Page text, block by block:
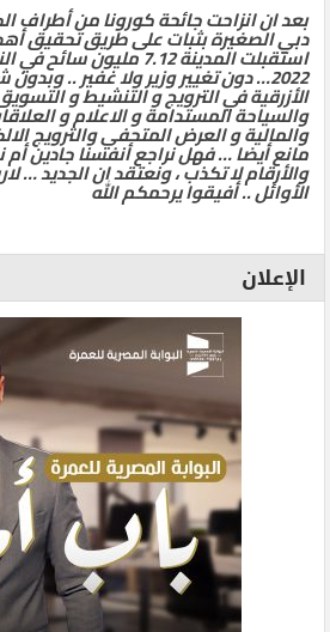
بعد ان انزاحت جائحة كورونا من أطراف
دبي الصغيرة بثبات على طريق تحقيق
استقبلت المدينة 7.12
2022… دون تغيير وزير ولا غفير ..
الأزرقية في الترويج و التنشيط و
والسياحة المستدامة و الاعلام و
والمالية و العرض المتحفي والترويج
مانع أيضا … فهل نراجع أنفسنا جادين
والأرقام لا تكذب ، ونعتقد ان الجديد …
الأوائل .. أفيقوا يرحمكم الله
الإعلان